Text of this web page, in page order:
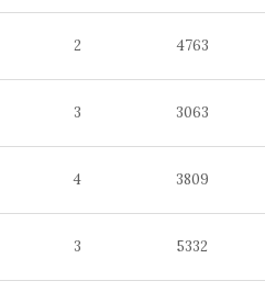
2 4763
3 3063
4 3809
3 5332